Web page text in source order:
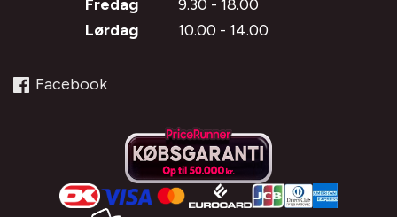
Fredag
9.30 - 18.00
Lørdag
10.00 - 14.00
Facebook